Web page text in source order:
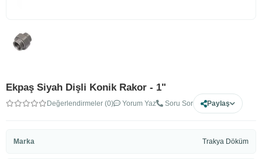
Ekpaş Siyah Dişli Konik Rakor - 1"
Değerlendirmeler (0) Yorum Yaz Soru Sor Paylaş
Marka Trakya Döküm